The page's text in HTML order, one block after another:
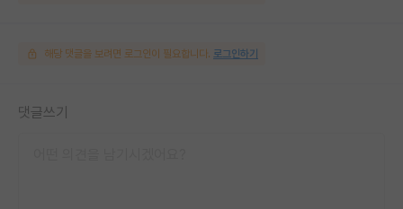
해당 댓글을 보려면 로그인이 필요합니다. 로그인하기
댓글쓰기